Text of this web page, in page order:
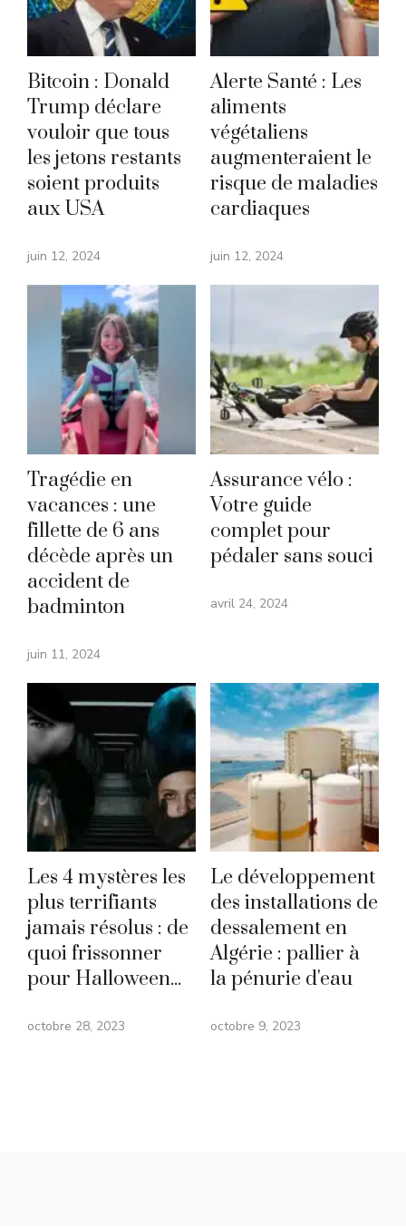
Bitcoin : Donald
Trump déclare
vouloir que tous
les jetons restants
soient produits
aux USA
juin 12, 2024
Alerte Santé : Les
aliments
végétaliens
augmenteraient le
risque de maladies
cardiaques
juin 12, 2024
Tragédie en
vacances : une
fillette de 6 ans
décède après un
accident de
badminton
juin 11, 2024
Assurance vélo :
Votre guide
complet pour
pédaler sans souci
avril 24, 2024
Les 4 mystères les
plus terrifiants
jamais résolus : de
quoi frissonner
pour Halloween...
octobre 28, 2023
Le développement
des installations de
dessalement en
Algérie : pallier à
la pénurie d'eau
octobre 9, 2023